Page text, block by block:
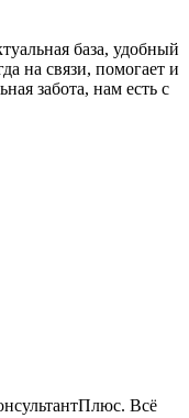
база, удобный
на связи, помогает и
забота, нам есть с
Всё